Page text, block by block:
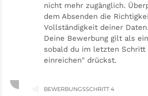
nicht mehr zugänglich.
dem Absenden die
Vollständigkeit deiner Daten.
Deine Bewerbung gilt als
sobald du im letzten Schritt
einreichen" drückst.
BEWERBUNGSSCHRITT 4